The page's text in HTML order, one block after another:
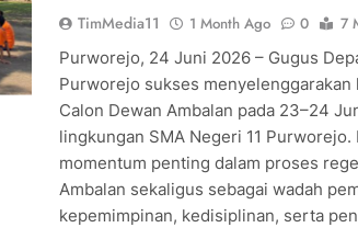
TimMedia11 1 Month Ago 0
7
Purworejo, 24 Juni 2026 – Gugus
Purworejo sukses menyelenggarakan
Calon Dewan Ambalan pada 23–24
lingkungan SMA Negeri 11
momentum penting dalam proses
Ambalan sekaligus sebagai wadah
kepemimpinan, kedisiplinan, serta